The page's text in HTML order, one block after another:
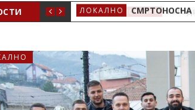
ЛОКАЛНО СМРТОНОСНА